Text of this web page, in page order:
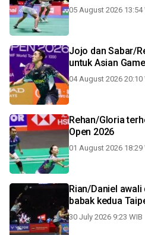
05 August 2026 13:54
Jojo dan Sabar/
untuk Asian
04 August 2026 20:10
Rehan/Gloria
Open 2026
01 August 2026 18:29
Rian/Daniel
babak kedua
30 July 2026 9:23 WIB